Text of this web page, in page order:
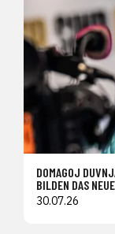
DOMAGOJ
BILDEN DAS
30.07.26